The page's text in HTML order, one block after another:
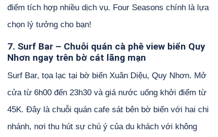
điểm tích hợp nhiều dịch vụ. Four Seasons chính là lựa
chọn lý tưởng cho bạn!
7. Surf Bar – Chuỗi quán cà phê view biển Quy
Nhơn ngay trên bờ cát lãng mạn
Surf Bar, tọa lạc tại bờ biển Xuân Diệu, Quy Nhơn. Mở
cửa từ 6h00 đến 23h30 và giá nước uống khởi điểm từ
45K. Đây là chuỗi quán cafe sát bên bờ biển với hai chi
nhánh, nơi thu hút sự chú ý của du khách với không